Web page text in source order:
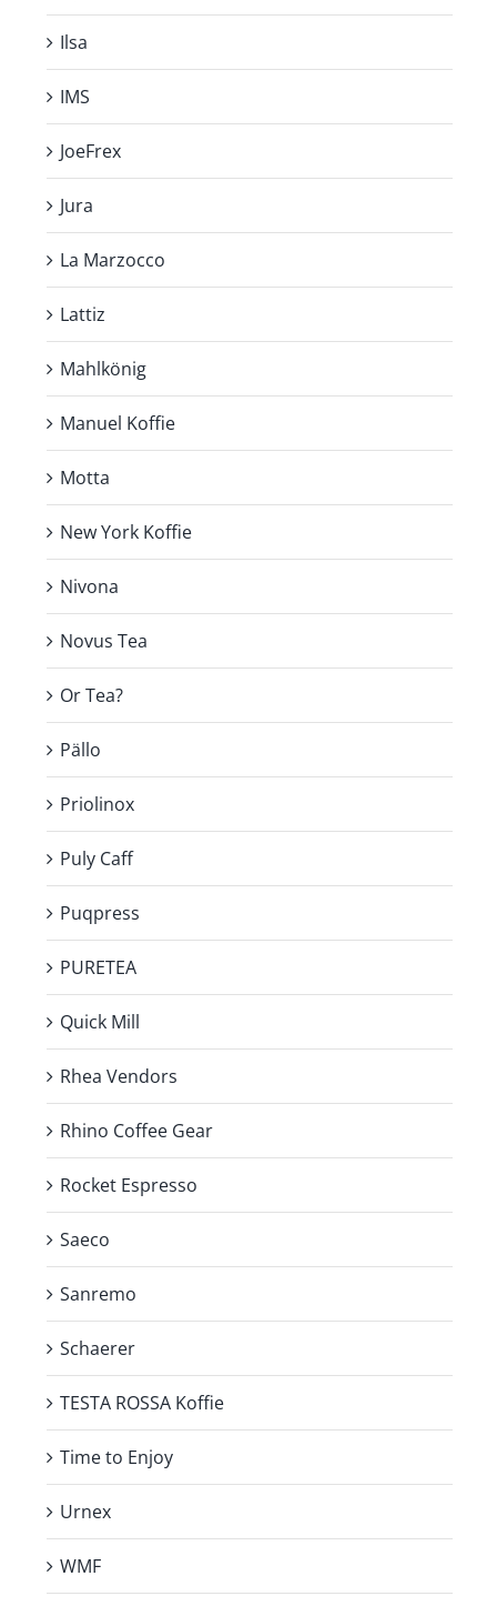
Ilsa
IMS
JoeFrex
Jura
La Marzocco
Lattiz
Mahlkönig
Manuel Koffie
Motta
New York Koffie
Nivona
Novus Tea
Or Tea?
Pällo
Priolinox
Puly Caff
Puqpress
PURETEA
Quick Mill
Rhea Vendors
Rhino Coffee Gear
Rocket Espresso
Saeco
Sanremo
Schaerer
TESTA ROSSA Koffie
Time to Enjoy
Urnex
WMF